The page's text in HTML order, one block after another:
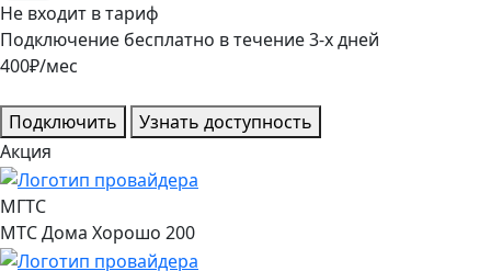
Не входит в тариф
Подключение бесплатно в течение3-х дней
400₽/мес
Подключить
Узнать доступность
Акция
МГТС
МТС Дома Хорошо 200